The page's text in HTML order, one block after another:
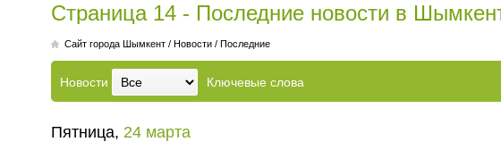
Страница 14 - Последние новости в
Cайт города Шымкент / Новости / Последние
Новости Ключевые слова
Пятница, 24 марта